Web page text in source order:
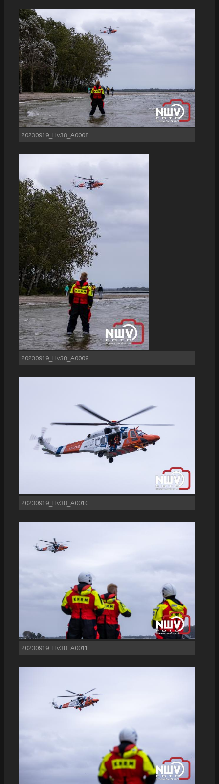
20230919_Hv38_A0008
20230919_Hv38_A0009
20230919_Hv38_A0010
20230919_Hv38_A0011